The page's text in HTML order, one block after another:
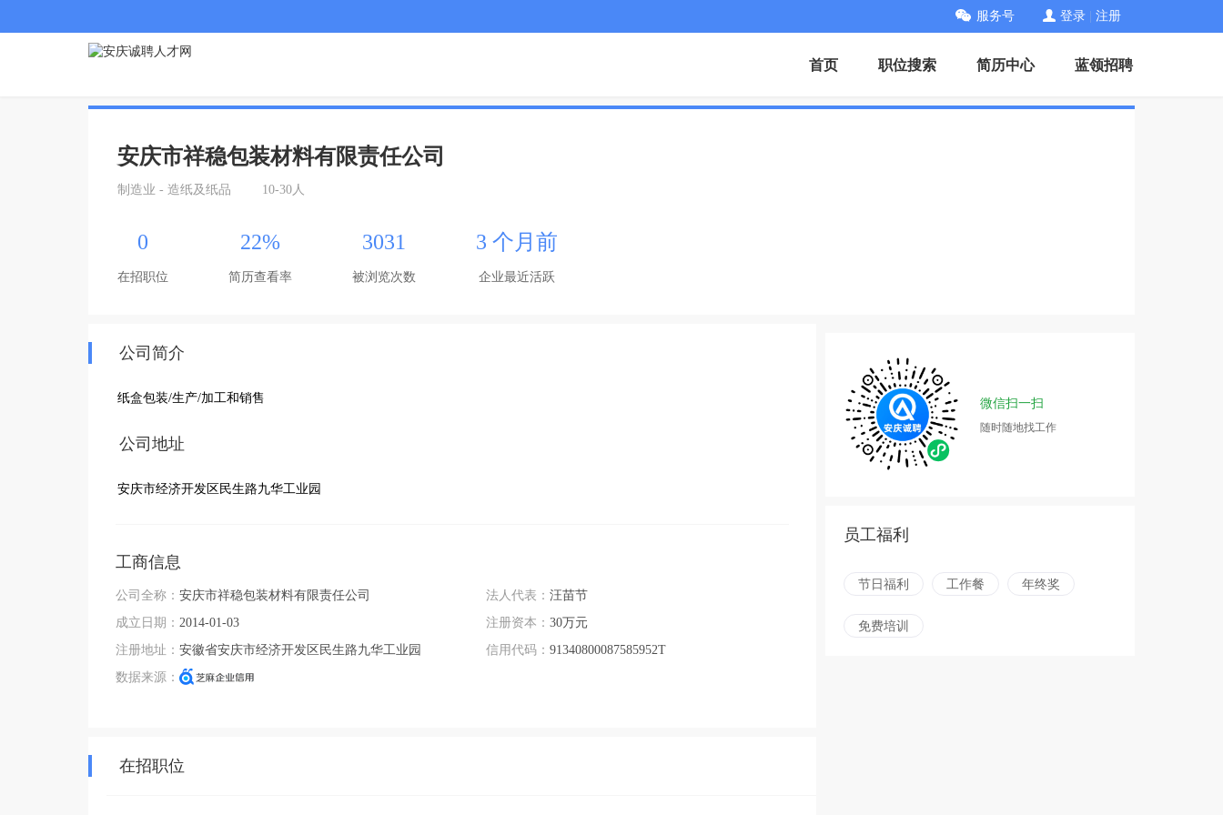
服务号 登录 注册
首页 职位搜索 简历中心 蓝领招聘
安庆市祥稳包装材料有限责任公司
制造业 - 造纸及纸品 10-30人
0
在招职位
22%
简历查看率
3031
被浏览次数
3 个月前
企业最近活跃
公司简介
纸盒包装/生产/加工和销售
公司地址
安庆市经济开发区民生路九华工业园
工商信息
公司全称： 安庆市祥稳包装材料有限责任公司
成立日期： 2014-01-03
注册地址： 安徽省安庆市经济开发区民生路九华工业园
数据来源：
法人代表： 汪苗节
注册资本： 30万元
信用代码： 91340800087585952T
在招职位
微信扫一扫
随时随地找工作
员工福利
节日福利 工作餐 年终奖
免费培训